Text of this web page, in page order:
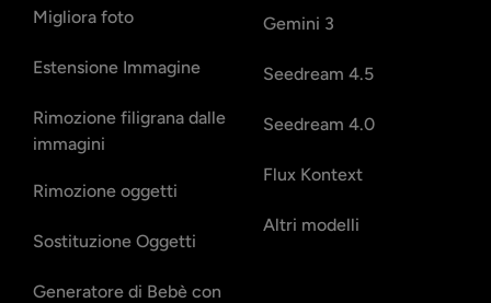
Migliora foto
Estensione Immagine
Rimozione filigrana dalle
immagini
Rimozione oggetti
Sostituzione Oggetti
Generatore di Bebè con
Gemini 3
Seedream 4.5
Seedream 4.0
Flux Kontext
Altri modelli